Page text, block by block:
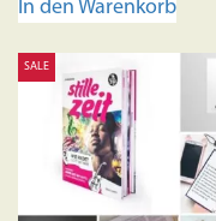
In den Warenkorb
SALE